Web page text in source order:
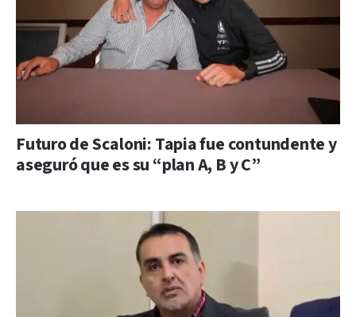
Futuro de Scaloni: Tapia fue contundente y
aseguró que es su “plan A, B y C”